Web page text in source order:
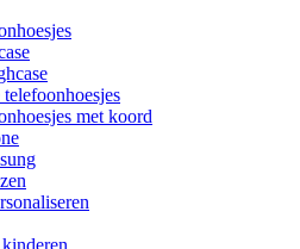
telefoonhoesjes
met koord